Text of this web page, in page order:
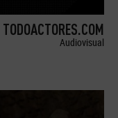
TODOACTORES.COM
Audiovisual